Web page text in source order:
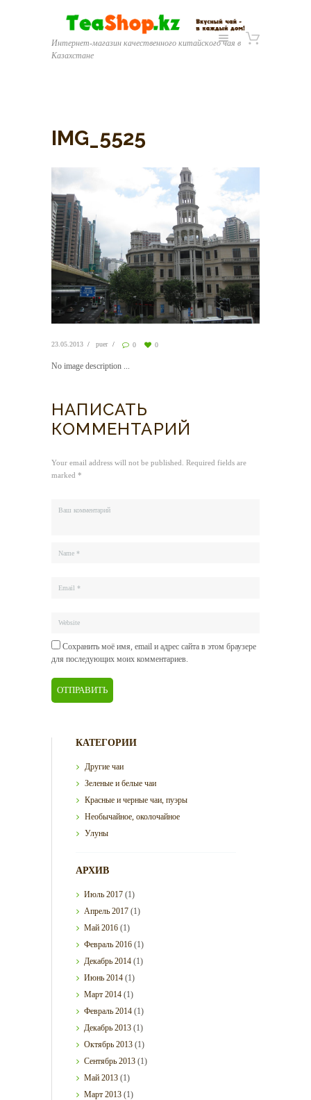
Интернет-магазин качественного китайского чая в
Казахстане
IMG_5525
23.05.2013 puer 0 0
No image description ...
НАПИСАТЬ
КОММЕНТАРИЙ
Your email address will not be published. Required fields are
marked *
Сохранить моё имя, email и адрес сайта в этом браузере
для последующих моих комментариев.
КАТЕГОРИИ
Другие чаи
Зеленые и белые чаи
Красные и черные чаи, пуэры
Необычайное, околочайное
Улуны
АРХИВ
Июль2017 (1)
Апрель2017 (1)
Май2016 (1)
Февраль2016 (1)
Декабрь2014 (1)
Июнь2014 (1)
Март2014 (1)
Февраль2014 (1)
Декабрь2013 (1)
Октябрь2013 (1)
Сентябрь2013 (1)
Май2013 (1)
Март2013 (1)